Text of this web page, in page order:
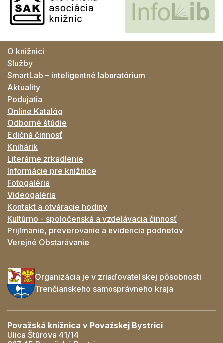
O knižnici
Služby
SmartLab – inteligentné laboratórium
Aktuality
Podujatia
Online Katalóg
Odborné štúdie
Edičná činnosť
Knihárik
Literárne zrkadlenie
Informácie pre knižnice
Fotogaléria
Videogaléria
Kontakt a otváracie hodiny
Kultúrno - spoločenská a vzdelávacia činnosť
Prijímanie, preverovanie a evidencia podnetov
Verejné Obstarávanie
Organizácia je v zriaďovateľskej pôsobnosti
Trenčianskeho samosprávneho kraja
Považská knižnica v Považskej Bystrici
Ulica Štúrova 41/14